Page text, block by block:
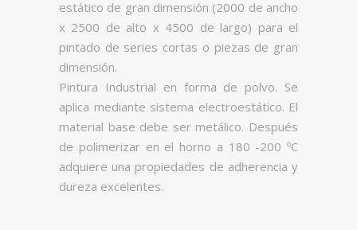
estático de gran dimensión (2000 de ancho
x 2500 de alto x 4500 de largo) para el
pintado de series cortas o piezas de gran
dimensión.
Pintura Industrial en forma de polvo. Se
aplica mediante sistema electroestático. El
material base debe ser metálico. Después
de polimerizar en el horno a 180 -200 ºC
adquiere una propiedades de adherencia y
dureza excelentes.